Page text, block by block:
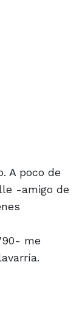
A poco de
-amigo de
me